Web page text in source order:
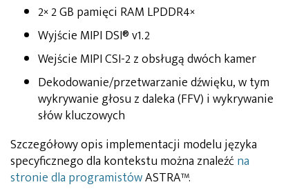
2× 2 GB pamięci RAM LPDDR4×
Wyjście MIPI DSI® v1.2
Wejście MIPI CSI-2 z obsługą dwóch kamer
Dekodowanie/przetwarzanie dźwięku, w tym
wykrywanie głosu z daleka (FFV) i wykrywanie
słów kluczowych
Szczegółowy opis implementacji modelu języka
specyficznego dla kontekstu można znaleźćna
stronie dla programistówASTRA™.